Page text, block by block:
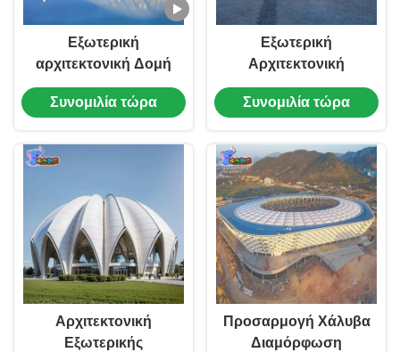
Εξωτερική
αρχιτεκτονική Δομή
τεντωτικής
μεμβράνης Δομή
Συνομιλία τώρα
Εξωτερική
Αρχιτεκτονική
Μεμβράνης από
Χάλυβα με
Προσαρμογής
Συνομιλία τώρα
Αρχιτεκτονική
Εξωτερικής
Προσαρμογή Χάλυβα
Διαμόρφωση